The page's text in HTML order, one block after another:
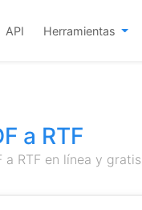
API Herramientas
a RTF
a RTF en línea y gratis